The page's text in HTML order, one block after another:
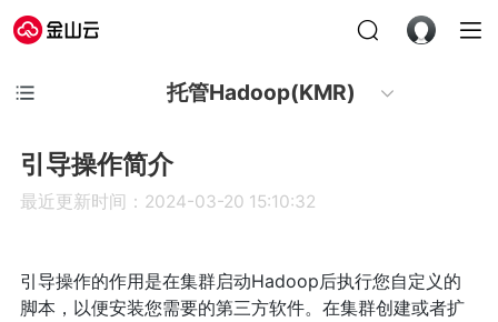
托管Hadoop(KMR)
引导操作简介
最近更新时间：2024-03-20 15:10:32
引导操作的作用是在集群启动Hadoop后执行您自定义的
脚本，以便安装您需要的第三方软件。在集群创建或者扩